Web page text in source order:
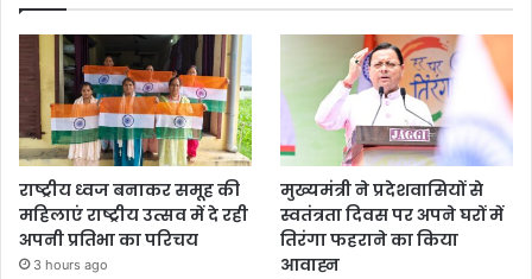
राष्ट्रीय ध्वज बनाकर समूह की
महिलाएं राष्ट्रीय उत्सव में दे रही
अपनी प्रतिभा का परिचय
3 hours ago
मुख्यमंत्री ने प्रदेशवासियों से
स्वतंत्रता दिवस पर अपने घरों में
तिरंगा फहराने का किया
आवाह्न